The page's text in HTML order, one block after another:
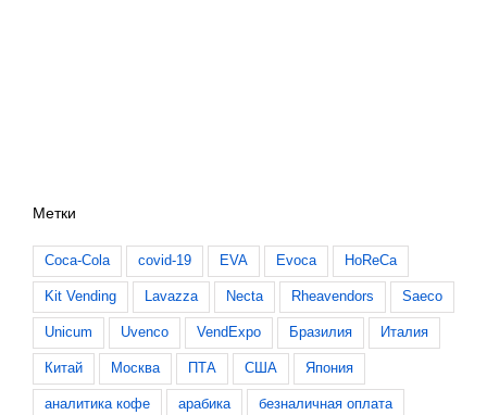
Метки
Coca-Cola covid-19 EVA Evoca HoReCa
Kit Vending Lavazza Necta Rheavendors Saeco
Unicum Uvenco VendExpo Бразилия Италия
Китай Москва ПТА США Япония
аналитика кофе арабика безналичная оплата